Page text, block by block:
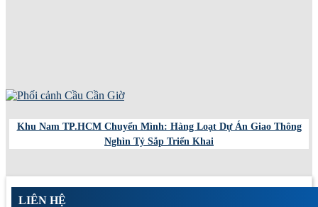
Khu Nam TP.HCM Chuyển Mình: Hàng Loạt Dự Án Giao Thông
Nghìn Tỷ Sắp Triển Khai
LIÊN HỆ